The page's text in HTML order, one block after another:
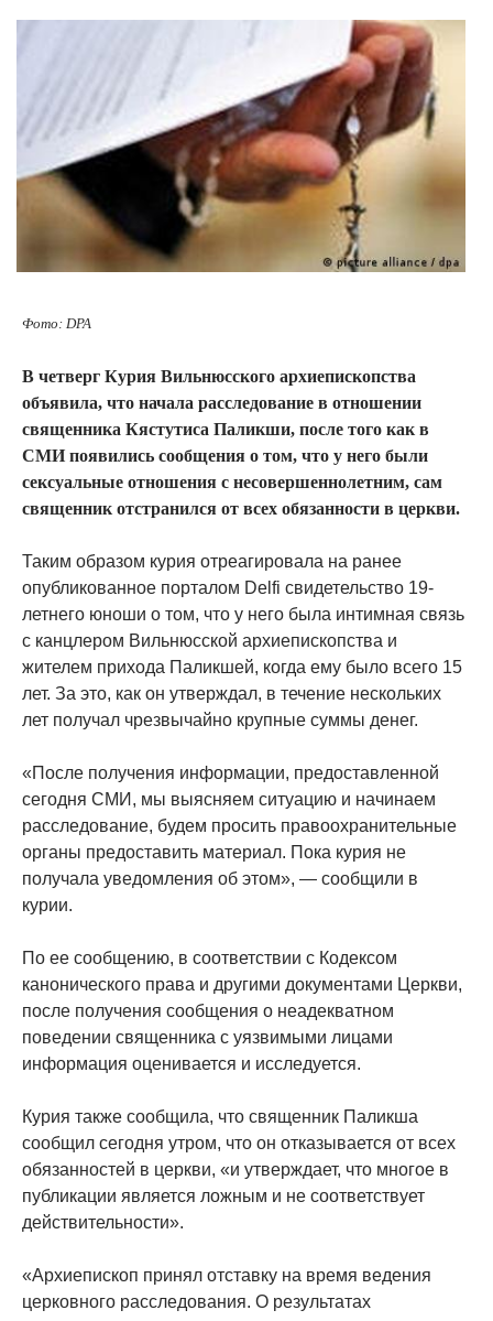
Фото: DPA
В четверг Курия Вильнюсского архиепископства
объявила, что начала расследование в отношении
священника Кястутиса Паликши, после того как в
СМИ появились сообщения о том, что у него были
сексуальные отношения с несовершеннолетним, сам
священник отстранился от всех обязанности в церкви.
Таким образом курия отреагировала на ранее
опубликованное порталом Delfi свидетельство 19-
летнего юноши о том, что у него была интимная связь
с канцлером Вильнюсской архиепископства и
жителем прихода Паликшей, когда ему было всего 15
лет. За это, как он утверждал, в течение нескольких
лет получал чрезвычайно крупные суммы денег.
«После получения информации, предоставленной
сегодня СМИ, мы выясняем ситуацию и начинаем
расследование, будем просить правоохранительные
органы предоставить материал. Пока курия не
получала уведомления об этом», — сообщили в
курии.
По ее сообщению, в соответствии с Кодексом
канонического права и другими документами Церкви,
после получения сообщения о неадекватном
поведении священника с уязвимыми лицами
информация оценивается и исследуется.
Курия также сообщила, что священник Паликша
сообщил сегодня утром, что он отказывается от всех
обязанностей в церкви, «и утверждает, что многое в
публикации является ложным и не соответствует
действительности».
«Архиепископ принял отставку на время ведения
церковного расследования. О результатах